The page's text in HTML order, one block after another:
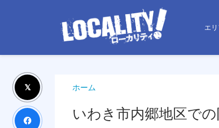
エ
ホーム
いわき市内郷地区で